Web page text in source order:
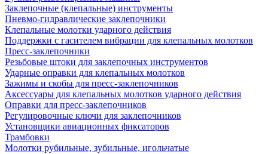
Заклепочные (клепальные) инструменты
Пневмо-гидравлические заклепочники
Клепальные молотки ударного действия
Поддержки с гасителем вибрации для клепальных молотков
Пресс-заклепочники
Резьбовые штоки для заклепочных инструментов
Ударные оправки для клепальных молотков
Зажимы и скобы для пресс-заклепочников
Аксессуары для клепальных молотков ударного действия
Оправки для пресс-заклепочников
Регулировочные ключи для заклепочников
Установщики авиационных фиксаторов
Трамбовки
Молотки рубильные, зубильные, игольчатые